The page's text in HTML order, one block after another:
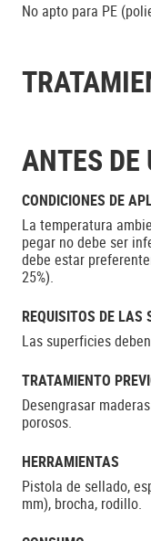
No apto para PE
ANTES DE
CONDICIONES DE
La temperatura
pegar no debe ser
debe estar
25%).
REQUISITOS DE LAS
Las superficies
TRATAMIENTO
Desengrasar
porosos.
HERRAMIENTAS
Pistola de sellado,
mm), brocha, rodillo.